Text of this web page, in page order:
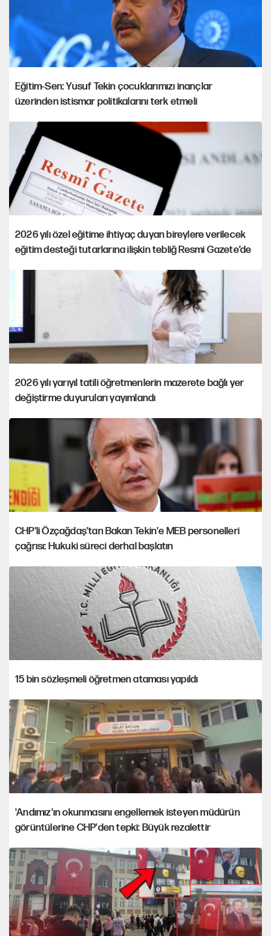
Eğitim-Sen: Yusuf Tekin çocuklarımızı inançlar
üzerinden istismar politikalarını terk etmeli
2026 yılı özel eğitime ihtiyaç duyan bireylere verilecek
eğitim desteği tutarlarına ilişkin tebliğ Resmi Gazete’de
2026 yılı yarıyıl tatili öğretmenlerin mazerete bağlı yer
değiştirme duyuruları yayımlandı
CHP'li Özçağdaş'tan Bakan Tekin'e MEB personelleri
çağrısı: Hukuki süreci derhal başlatın
15 bin sözleşmeli öğretmen ataması yapıldı
'Andımız'ın okunmasını engellemek isteyen müdürün
görüntülerine CHP'den tepki: Büyük rezalettir